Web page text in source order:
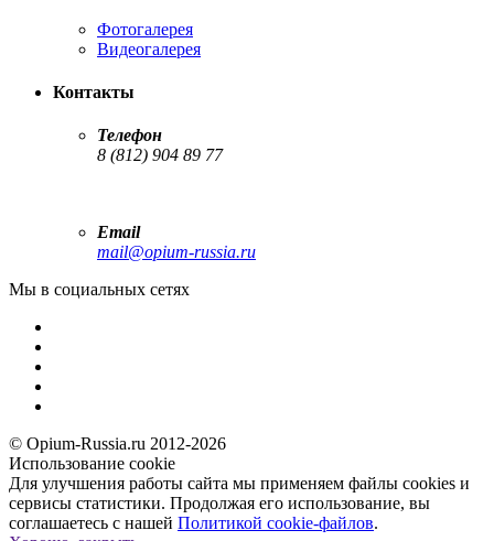
Фотогалерея
Видеогалерея
Контакты
Телефон
8 (812) 904 89 77
Email
mail@opium-russia.ru
Мы в социальных сетях
© Opium-Russia.ru 2012-2026
Использование cookie
Для улучшения работы сайта мы применяем файлы cookies и
сервисы статистики. Продолжая его использование, вы
соглашаетесь с нашей Политикой cookie-файлов.